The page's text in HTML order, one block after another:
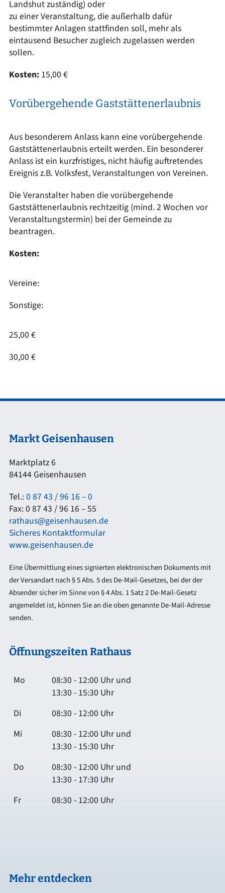
Landshut zuständig) oder
zu einer Veranstaltung, die außerhalb dafür
bestimmter Anlagen stattfinden soll, mehr als
eintausend Besucher zugleich zugelassen werden
sollen.
Kosten: 15,00 €
Vorübergehende Gaststättenerlaubnis
Aus besonderem Anlass kann eine vorübergehende
Gaststättenerlaubnis erteilt werden. Ein besonderer
Anlass ist ein kurzfristiges, nicht häufig auftretendes
Ereignis z.B. Volksfest, Veranstaltungen von Vereinen.
Die Veranstalter haben die vorübergehende
Gaststättenerlaubnis rechtzeitig (mind. 2 Wochen vor
Veranstaltungstermin) bei der Gemeinde zu
beantragen.
Kosten:
Vereine:
Sonstige:
25,00 €
30,00 €
Markt Geisenhausen
Marktplatz 6
84144 Geisenhausen
Tel.:0 87 43 / 96 16 – 0
Fax: 0 87 43 / 96 16 – 55
rathaus@geisenhausen.de
Sicheres Kontaktformular
www.geisenhausen.de
Eine Übermittlung eines signierten elektronischen Dokuments mit
der Versandart nach § 5 Abs. 5 des De-Mail-Gesetzes, bei der der
Absender sicher im Sinne von § 4 Abs. 1 Satz 2 De-Mail-Gesetz
angemeldet ist, können Sie an die oben genannte De-Mail-Adresse
senden.
Öffnungszeiten Rathaus
Mo
08:30 - 12:00 Uhr und
13:30 - 15:30 Uhr
Di
08:30 - 12:00 Uhr
Mi
08:30 - 12:00 Uhr und
13:30 - 15:30 Uhr
Do
08:30 - 12:00 Uhr und
13:30 - 17:30 Uhr
Fr
08:30 - 12:00 Uhr
Mehr entdecken